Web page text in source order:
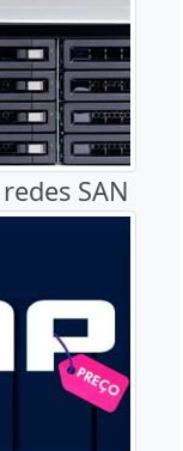
SAN